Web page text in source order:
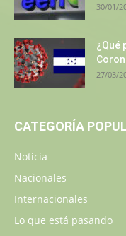
30/01/
¿Qué
27/03/
CATEGORÍA
Noticia
Nacionales
Internacionales
Lo que está pasando